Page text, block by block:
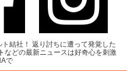
結社！ 返り討ちに遭って発覚した
などの最新ニュースは好奇心を刺激
で